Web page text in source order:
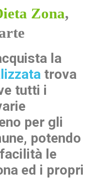
Zona,
la
trova
tutti i
per gli
potendo
le
ed i propri